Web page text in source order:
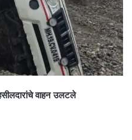
वाहन उलटले